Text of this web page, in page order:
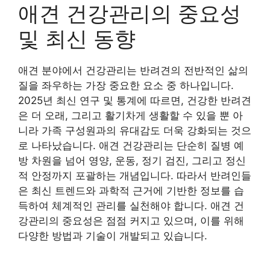
애견 건강관리의 중요성
및 최신 동향
애견 분야에서 건강관리는 반려견의 전반적인 삶의
질을 좌우하는 가장 중요한 요소 중 하나입니다.
2025년 최신 연구 및 통계에 따르면, 건강한 반려견
은 더 오래, 그리고 활기차게 생활할 수 있을 뿐 아
니라 가족 구성원과의 유대감도 더욱 강화되는 것으
로 나타났습니다. 애견 건강관리는 단순히 질병 예
방 차원을 넘어 영양, 운동, 정기 검진, 그리고 정신
적 안정까지 포괄하는 개념입니다. 따라서 반려인들
은 최신 트렌드와 과학적 근거에 기반한 정보를 습
득하여 체계적인 관리를 실천해야 합니다. 애견 건
강관리의 중요성은 점점 커지고 있으며, 이를 위해
다양한 방법과 기술이 개발되고 있습니다.